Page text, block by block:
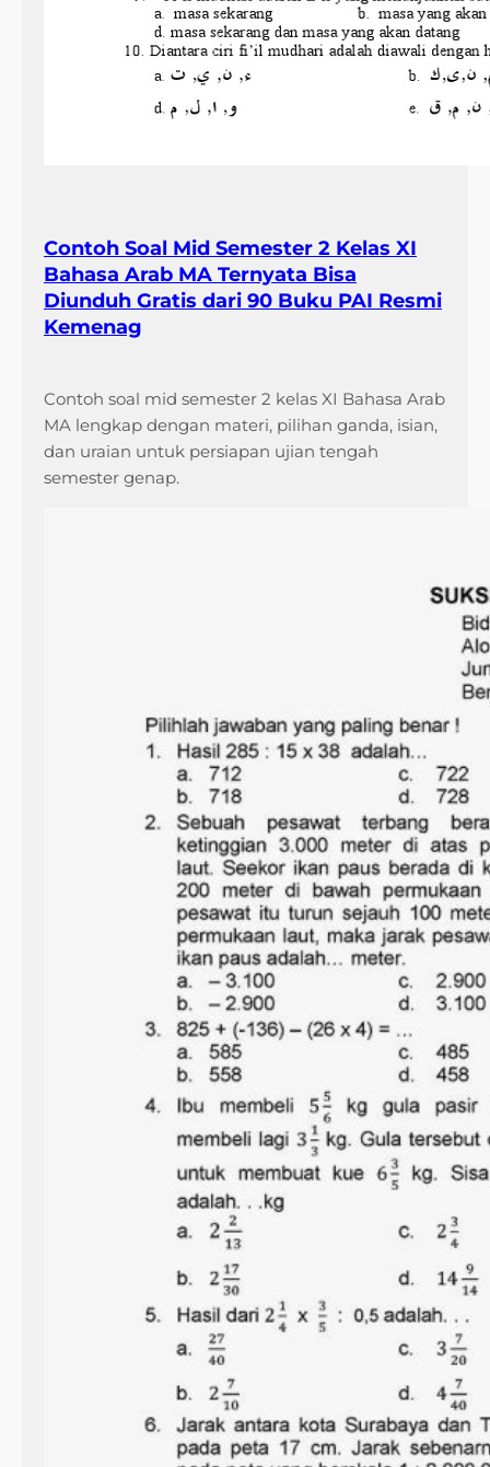
Contoh Soal Mid Semester 2 Kelas XI
Bahasa Arab MA Ternyata Bisa
Diunduh Gratis dari 90 Buku PAI Resmi
Kemenag
Contoh soal mid semester 2 kelas XI Bahasa Arab
MA lengkap dengan materi, pilihan ganda, isian,
dan uraian untuk persiapan ujian tengah
semester genap.